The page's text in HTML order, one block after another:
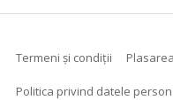
Termeni și condiții
Politica privind datele